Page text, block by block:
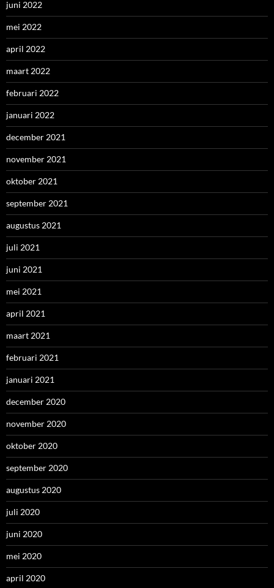
juni 2022
mei 2022
april 2022
maart 2022
februari 2022
januari 2022
december 2021
november 2021
oktober 2021
september 2021
augustus 2021
juli 2021
juni 2021
mei 2021
april 2021
maart 2021
februari 2021
januari 2021
december 2020
november 2020
oktober 2020
september 2020
augustus 2020
juli 2020
juni 2020
mei 2020
april 2020